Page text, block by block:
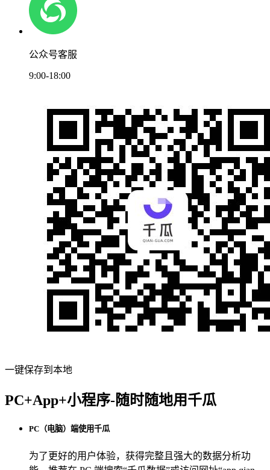
公众号客服
9:00-18:00
一键保存到本地
PC+App+小程序-随时随地用千瓜
PC（电脑）端使用千瓜
为了更好的用户体验，获得完整且强大的数据分析功